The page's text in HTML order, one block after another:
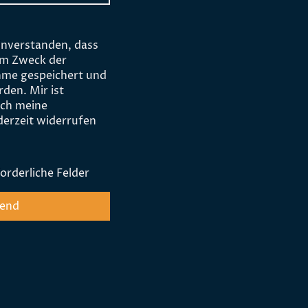
dass
Zweck der
gespeichert und
Mir ist
meine
widerrufen
Felder